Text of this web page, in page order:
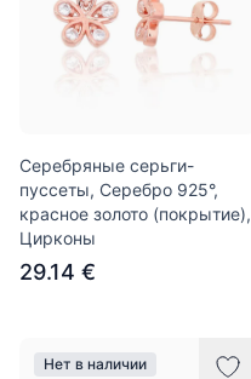
Серебряные серьги-
пуссеты, Серебро 925°,
красное золото (покрытие),
Цирконы
29.14 €
Нет в наличии